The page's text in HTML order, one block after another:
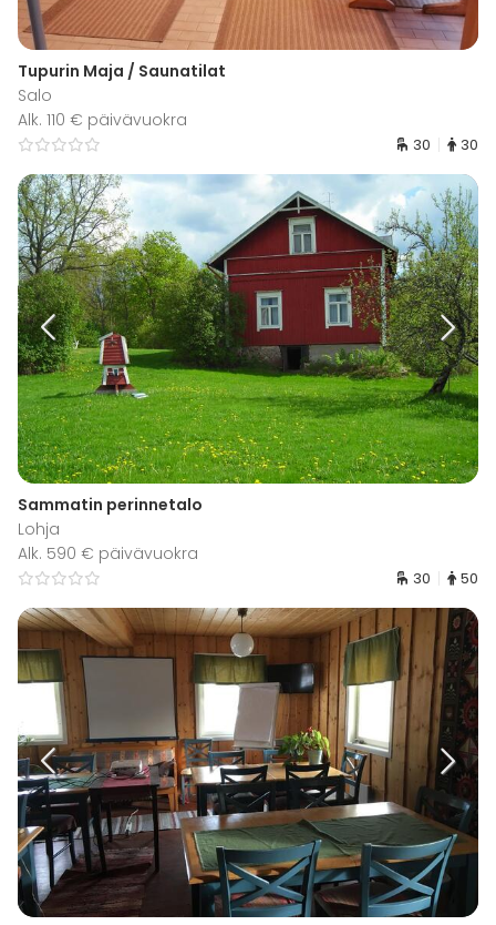
Tupurin Maja / Saunatilat
Salo
Alk. 110 € päivävuokra
30 30
Sammatin perinnetalo
Lohja
Alk. 590 € päivävuokra
30 50